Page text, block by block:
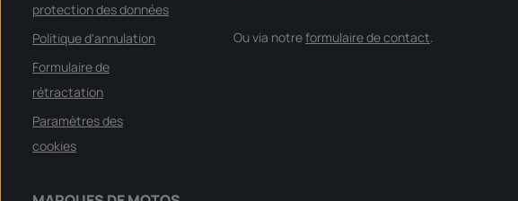
protection des données
Politique d'annulation
Formulaire de
rétractation
Paramètres des
cookies
Ou via notreformulaire de contact.